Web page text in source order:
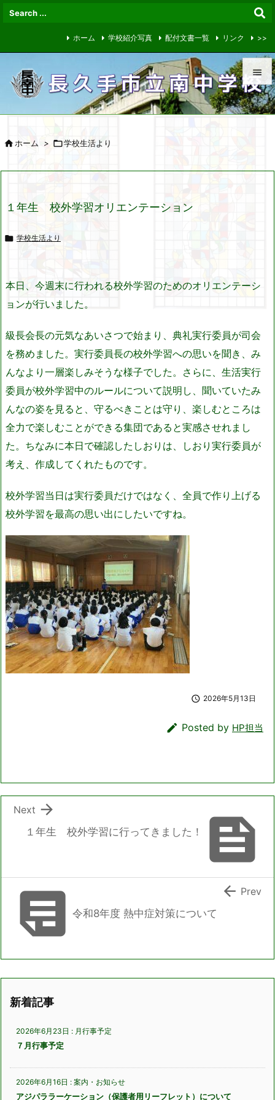


メニュ
ホーム 学校紹介写真 配付文書一覧 リンク >>
ホーム > 学校生活より
１年生 校外学習オリエンテーション
 学校生活より
本日、今週末に行われる校外学習のためのオリエンテーシ
ョンが行いました。
級長会長の元気なあいさつで始まり、典礼実行委員が司会
を務めました。実行委員長の校外学習への思いを聞き、み
んなより一層楽しみそうな様子でした。さらに、生活実行
委員が校外学習中のルールについて説明し、聞いていたみ
んなの姿を見ると、守るべきことは守り、楽しむところは
全力で楽しむことができる集団であると実感させれまし
た。ちなみに本日で確認したしおりは、しおり実行委員が
考え、作成してくれたものです。
校外学習当日は実行委員だけではなく、全員で作り上げる
校外学習を最高の思い出にしたいですね。
 2026年5月13日
 Posted by HP担当

１年生 校外学習に行ってきました！

Next
令和8年度 熱中症対策について
 Prev
新着記事
2026年6月23日 : 月行事予定
７月行事予定
2026年6月16日 : 案内・お知らせ
アジパララーケーション（保護者用リーフレット）について